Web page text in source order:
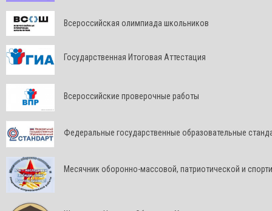
Всероссийская олимпиада школьников
Государственная Итоговая Аттестация
Всероссийские проверочные работы
Федеральные государственные образовательные
Месячник оборонно-массовой, патриотической и